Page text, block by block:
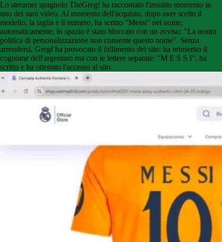
Lo streamer spagnolo TheGregf ha raccontato l'insolito momento in
uno dei suoi video. Al momento dell'acquisto, dopo aver scelto il
modello, la taglia e il numero, ha scritto "Messi" nel nome;
automaticamente, lo spazio è stato bloccato con un avviso: "La nostra
politica di personalizzazione non consente questo nome". Senza
arrendersi, Gregf ha provocato il fallimento del sito: ha reinserito il
cognome dell'argentino ma con le lettere separate: "M E S S I", ha
scritto e ha ottenuto l'accesso al sito.